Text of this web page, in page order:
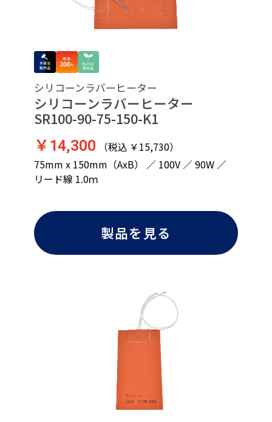
シリコーンラバーヒーター
シリコーンラバーヒーター
SR100-90-75-150-K1
￥14,300 （税込 ￥15,730）
75mm x 150mm（AxB） ／ 100V ／ 90W ／
リード線 1.0ｍ
製品を見る